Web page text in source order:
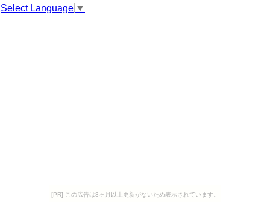
Select Language ▼
[PR] この広告は3ヶ月以上更新がないため表示されています。